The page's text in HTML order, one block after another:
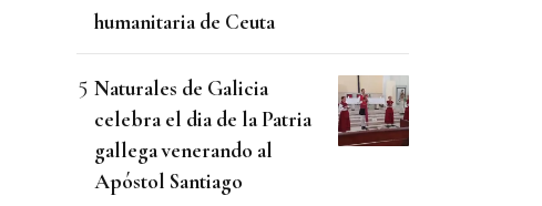
humanitaria de Ceuta
Naturales de Galicia
celebra el dia de la Patria
gallega venerando al
Apóstol Santiago